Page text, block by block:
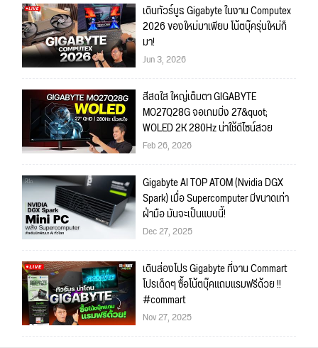
เดินทัวร์บูธ Gigabyte ในงาน Computex
2026 ของใหม่มาเพียบ โน้ตบุ๊ครุ่นใหม่ก็
มา!
Jun 3, 2026
สีสดใส ใหญ่เต็มตา GIGABYTE
MO27Q28G จอเกมมิ่ง 27&quot;
WOLED 2K 280Hz น่าใช้ดีไซน์สวย
Feb 26, 2026
Gigabyte AI TOP ATOM (Nvidia DGX
Spark) เมื่อ Supercomputer มีขนาดเท่า
ฝ่ามือ มันจะเป็นแบบนี้!
Dec 27, 2025
เดินส่องโปร Gigabyte ที่งาน Commart
โปรเด็ดๆ ซื้อโน้ตบุ๊คแถมแรมฟรีด้วย !!
#commart
Nov 27, 2025